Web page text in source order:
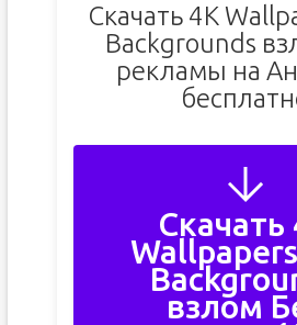
Скачать 4K
Backgrounds
рекламы на
Скачать
взлом